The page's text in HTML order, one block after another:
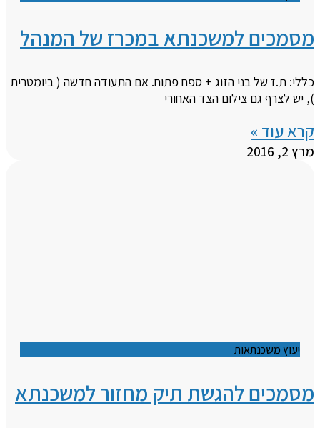
מסמכים למשכנתא במכרז של המנהל
כללי: ת.ז של בני הזוג + ספח פתוח. אם התעודה חדשה ( ביומטרית
), יש לצרף גם צילום הצד האחורי
קרא עוד »
מרץ 2, 2016
יעוץ משכנתאות
מסמכים להגשת תיק מחזור למשכנתא